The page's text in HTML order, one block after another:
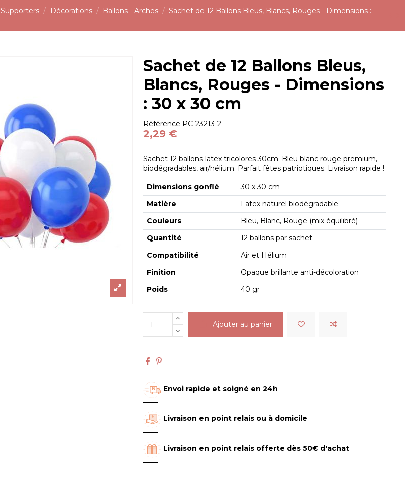
Supporters Décorations Ballons - Arches
Sachet de 12 Ballons Bleus, Blancs, Rouges - Dimensions :
Sachet de 12 Ballons Bleus,
Blancs, Rouges - Dimensions
: 30 x 30 cm
Référence PC-23213-2
2,29 €
Sachet 12 ballons latex tricolores 30cm. Bleu blanc rouge premium,
biodégradables, air/hélium. Parfait fêtes patriotiques. Livraison rapide !
Dimensions gonflé
30 x 30 cm
Matière
Latex naturel biodégradable
Couleurs
Bleu, Blanc, Rouge (mix équilibré)
Quantité
12 ballons par sachet
Compatibilité
Air et Hélium
Finition
Opaque brillante anti-décoloration
Poids
40 gr
Ajouter au panier
Envoi rapide et soigné en 24h
Livraison en point relais ou à domicile
Livraison en point relais offerte dès 50€ d'achat